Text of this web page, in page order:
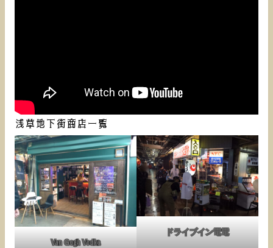
浅草地下街商店一覧
Van Gogh Vodka
ドライブイン電電